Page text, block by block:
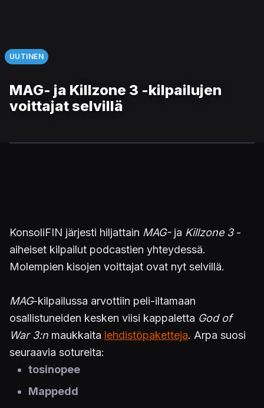
UUTINEN
MAG- ja Killzone 3 -kilpailujen
voittajat selvillä
KonsoliFIN järjesti hiljattain MAG-ja Killzone 3-
aiheiset kilpailut podcastien yhteydessä.
Molempien kisojen voittajat ovat nyt selvillä.
MAG-kilpailussa arvottiin peli-iltamaan
osallistuneiden kesken viisi kappaletta God of
War 3:n maukkaita lehdistöpaketteja. Arpa suosi
seuraavia sotureita:
tosinopee
Mappedd